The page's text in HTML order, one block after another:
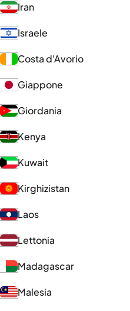
Iran
Israele
Costa d'Avorio
Giappone
Giordania
Kenya
Kuwait
Kirghizistan
Laos
Lettonia
Madagascar
Malesia